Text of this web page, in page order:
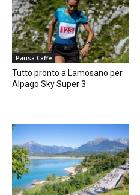
Pausa Caffè
Tutto pronto a Lamosano per
Alpago Sky Super 3